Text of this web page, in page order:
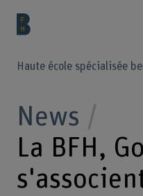
Haute école spécialisée
News
La BFH,